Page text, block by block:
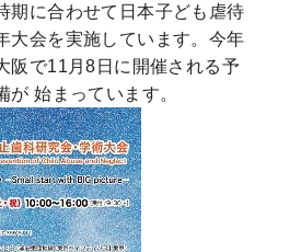
に合わせて日本子ども虐待
大会を実施しています。今年
阪で11月8日に開催される予
が 始まっています。